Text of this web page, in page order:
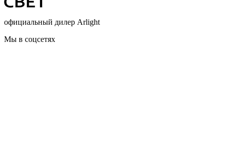
официальный дилер Arlight
Мы в соцсетях